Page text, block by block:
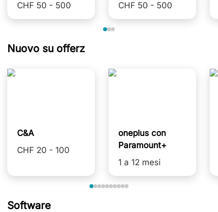
CHF 50 - 500
CHF 50 - 500
Nuovo su offerz
C&A
CHF 20 - 100
oneplus con
Paramount+
1 a 12 mesi
Software